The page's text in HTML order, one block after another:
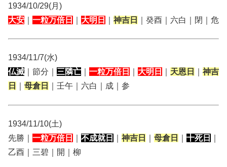
1934/10/29(月)
大安
一粒万倍日 大明日 神吉日 ｜癸酉｜六白｜閉｜危
1934/11/7(水)
仏滅 ｜節分｜ 三隣亡 一粒万倍日 大明日 天恩日
神吉
日
母倉日 ｜壬午｜六白｜成｜参
1934/11/10(土)
先勝｜ 一粒万倍日 不成就日 神吉日 母倉日 十死日
乙酉｜三碧｜開｜柳